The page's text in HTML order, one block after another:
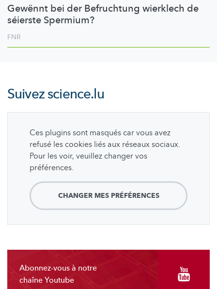
Gewënnt bei der Befruchtung wierklech de
séierste Spermium?
FNR
Suivezscience.lu
Ces plugins sont masqués car vous avez
refusé les cookies liés aux réseaux sociaux.
Pour les voir, veuillez changer vos
préférences.
CHANGER MES PRÉFÉRENCES
Abonnez-vous à notre
chaîne Youtube